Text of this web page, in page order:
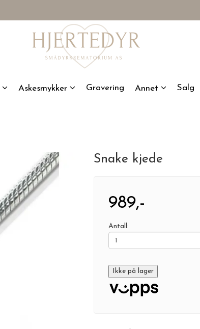
Askesmykker Gravering Annet Salg
Snake kjede
989,-
Antall:
Ikke på lager